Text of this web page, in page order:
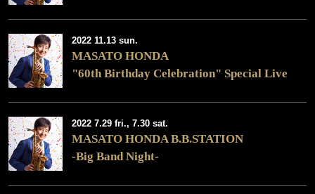
2022 11.13 sun.
MASATO HONDA
"60th Birthday Celebration" Special Live
2022 7.29 fri., 7.30 sat.
MASATO HONDA B.B.STATION
-Big Band Night-